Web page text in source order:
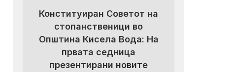
Конституиран Советот на
стопанственици во
Општина Кисела Вода: На
првата седница
презентирани новите